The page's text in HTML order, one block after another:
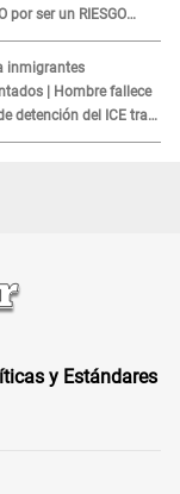
por ser un RIESGO
consumidores: ¿Cuál
inmigrantes
| Hombre fallece
detención del ICE tras
médica"
y Estándares